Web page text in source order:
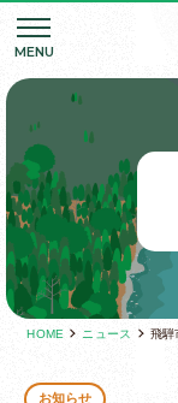
HOME ニュース
お知らせ